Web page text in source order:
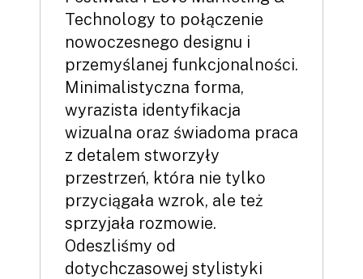
Technology to połączenie
nowoczesnego designu i
przemyślanej funkcjonalności.
Minimalistyczna forma,
wyrazista identyfikacja
wizualna oraz świadoma praca
z detalem stworzyły
przestrzeń, która nie tylko
przyciągała wzrok, ale też
sprzyjała rozmowie.
Odeszliśmy od
dotychczasowej stylistyki